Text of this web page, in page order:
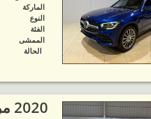
الماركة
النوع
الفئة
الممشى
الحالة
2020 مرسيدس بنز GLE 350 4MATIC..